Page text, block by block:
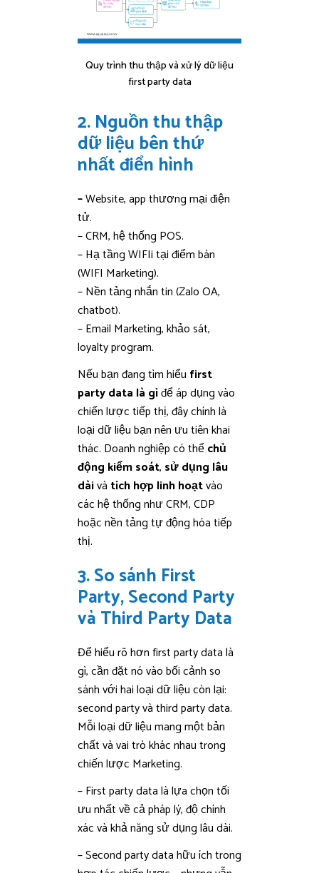
Quy trình thu thập và xử lý dữ liệu
first party data
2. Nguồn thu thập
dữ liệu bên thứ
nhất điển hình
–Website, app thương mại điện
tử.
– CRM, hệ thống POS.
– Hạ tầng WIFIi tại điểm bán
(WIFI Marketing).
– Nền tảng nhắn tin (Zalo OA,
chatbot).
– Email Marketing, khảo sát,
loyalty program.
Nếu bạn đang tìm hiểu first
party data là gìđể áp dụng vào
chiến lược tiếp thị, đây chính là
loại dữ liệu bạn nên ưu tiên khai
thác. Doanh nghiệp có thểchủ
động kiểm soát, sử dụng lâu
dàivà tích hợp linh hoạtvào
các hệ thống như CRM, CDP
hoặc nền tảng tự động hóa tiếp
thị.
3. So sánh First
Party, Second Party
và Third Party Data
Để hiểu rõ hơn first party data là
gì, cần đặt nó vào bối cảnh so
sánh với hai loại dữ liệu còn lại:
second party và third party data.
Mỗi loại dữ liệu mang một bản
chất và vai trò khác nhau trong
chiến lược Marketing.
– First party data là lựa chọn tối
ưu nhất về cả pháp lý, độ chính
xác và khả năng sử dụng lâu dài.
– Second party data hữu ích trong